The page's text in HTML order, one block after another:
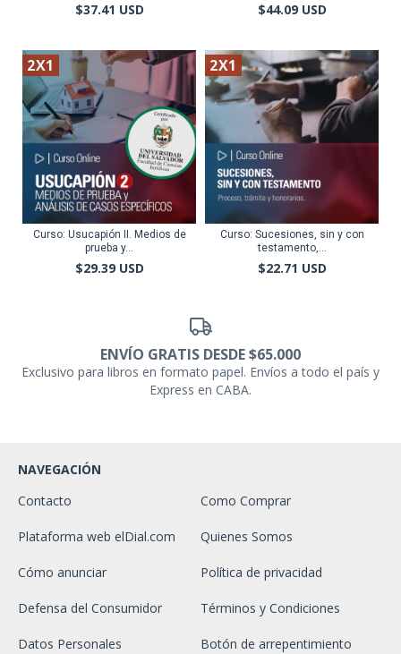
$37.41 USD $44.09 USD
2X1
Curso: Usucapión II. Medios de
prueba y...
$29.39 USD
2X1
Curso: Sucesiones, sin y con
testamento,...
$22.71 USD
ENVÍO GRATIS DESDE $65.000
Exclusivo para libros en formato papel. Envíos a todo el país y
Express en CABA.
NAVEGACIÓN
Contacto
Como Comprar
Plataforma web elDial.com Quienes Somos
Cómo anunciar Política de privacidad
Defensa del Consumidor Términos y Condiciones
Datos Personales Botón de arrepentimiento